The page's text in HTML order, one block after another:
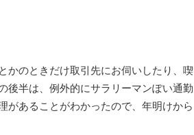
かのときだけ取引先にお伺いしたり、喫
後半は、例外的にサラリーマンぽい通勤
があることがわかったので、年明けから